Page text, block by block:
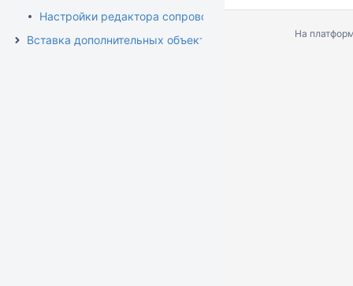
Настройки редактора сопровождения
Вставка дополнительных объектов
На